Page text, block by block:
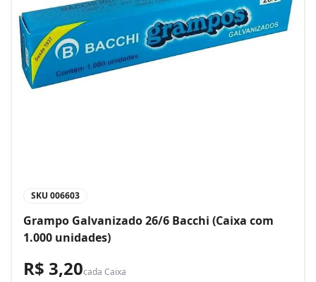
SKU 006603
Grampo Galvanizado 26/6 Bacchi (Caixa com
1.000 unidades)
R$ 3,20cada Caixa